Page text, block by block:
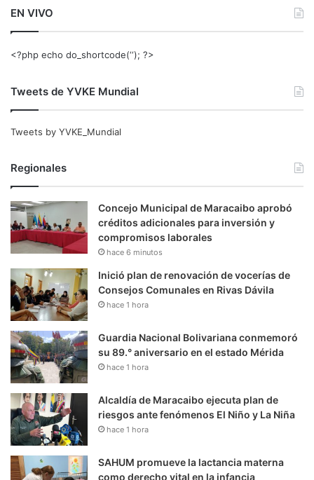
EN VIVO
<?php echo do_shortcode(‘‘); ?>
Tweets de YVKE Mundial
Tweets by YVKE_Mundial
Regionales
Concejo Municipal de Maracaibo aprobó
créditos adicionales para inversión y
compromisos laborales
hace 6 minutos
Inició plan de renovación de vocerías de
Consejos Comunales en Rivas Dávila
hace 1 hora
Guardia Nacional Bolivariana conmemoró
su 89.° aniversario en el estado Mérida
hace 1 hora
Alcaldía de Maracaibo ejecuta plan de
riesgos ante fenómenos El Niño y La Niña
hace 1 hora
SAHUM promueve la lactancia materna
como derecho vital en la infancia